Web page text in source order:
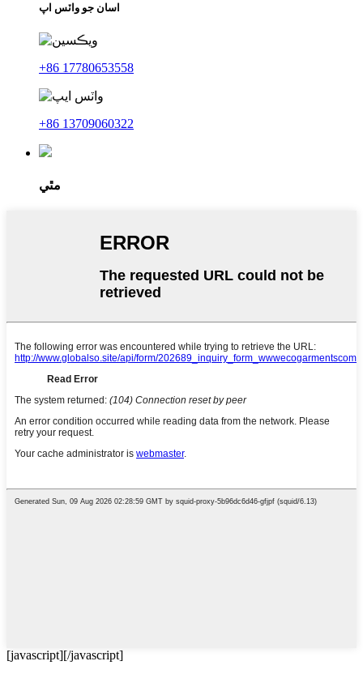
اسان جو واٽس اپ
+86 17780653558
+86 13709060322
مٿي
[javascript][/javascript]